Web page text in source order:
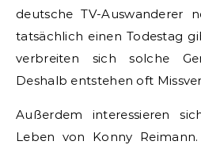
deutsche TV-
tatsächlich einen Todestag
verbreiten sich solche
Deshalb entstehen oft
Außerdem interessieren
Leben von Konny